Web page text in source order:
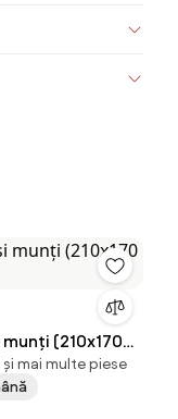
(210x170
și mai multe piese